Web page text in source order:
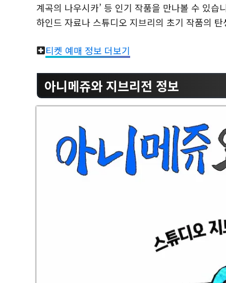
계곡의 나우시카’ 등 인기 작품을 만나볼 수 있
하인드 자료나 스튜디오 지브리의 초기 작품의
티켓 예매 정보 더보기
아니메쥬와 지브리전 정보